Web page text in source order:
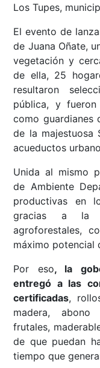
Los Tupes,
El evento de
de Juana Oñate,
vegetación y
de ella, 25
resultaron
pública, y fueron
como guardianes
de la majestuosa
acueductos
Unida al mismo
de Ambiente
productivas en
gracias a la
agroforestales,
máximo potencial
Por eso, la
entregó a las
certificadas,
madera, abono
frutales,
de que puedan
tiempo que